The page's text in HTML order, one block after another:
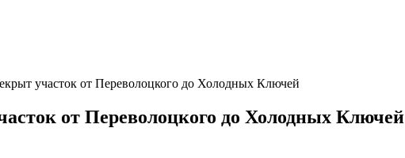
участок от Переволоцкого до Холодных Ключей
от Переволоцкого до Холодных Ключей